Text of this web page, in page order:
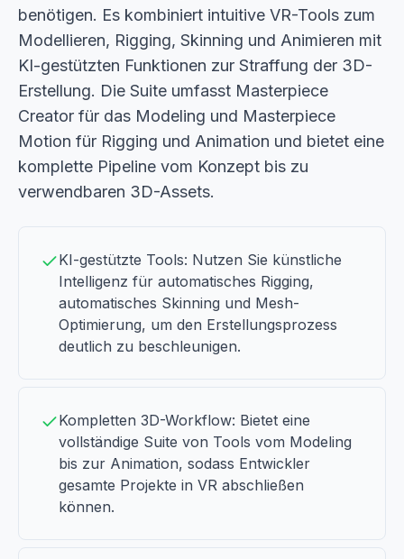
benötigen. Es kombiniert intuitive VR-Tools zum
Modellieren, Rigging, Skinning und Animieren mit
KI-gestützten Funktionen zur Straffung der 3D-
Erstellung. Die Suite umfasst Masterpiece
Creator für das Modeling und Masterpiece
Motion für Rigging und Animation und bietet eine
komplette Pipeline vom Konzept bis zu
verwendbaren 3D-Assets.
KI-gestützte Tools: Nutzen Sie künstliche
Intelligenz für automatisches Rigging,
automatisches Skinning und Mesh-
Optimierung, um den Erstellungsprozess
deutlich zu beschleunigen.
Kompletten 3D-Workflow: Bietet eine
vollständige Suite von Tools vom Modeling
bis zur Animation, sodass Entwickler
gesamte Projekte in VR abschließen
können.